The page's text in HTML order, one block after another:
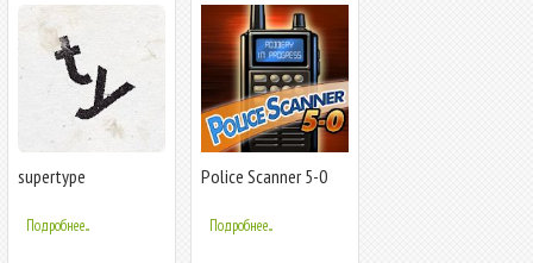
supertype
Подробнее...
Police Scanner 5-0
Подробнее...